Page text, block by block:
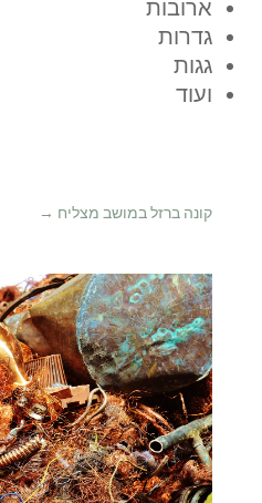
ארובות
גדרות
גגות
ועוד
קונה ברזל במושב מצליח →